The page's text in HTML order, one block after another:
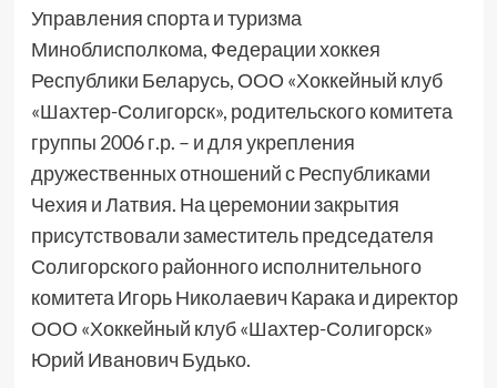
Управления спорта и туризма
Миноблисполкома, Федерации хоккея
Республики Беларусь, ООО «Хоккейный клуб
«Шахтер-Солигорск», родительского комитета
группы 2006 г.р. – и для укрепления
дружественных отношений с Республиками
Чехия и Латвия. На церемонии закрытия
присутствовали заместитель председателя
Солигорского районного исполнительного
комитета Игорь Николаевич Карака и директор
ООО «Хоккейный клуб «Шахтер-Солигорск»
Юрий Иванович Будько.